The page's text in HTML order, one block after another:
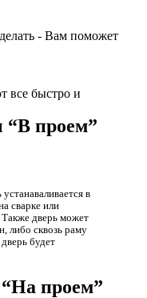
- Вам поможет
все быстро и
“В проем”
в
сварке или
дверь может
либо сквозь раму
будет
“На проем”